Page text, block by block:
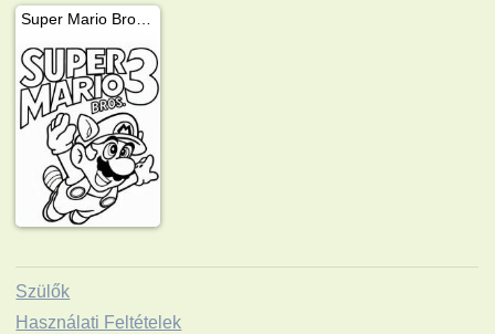
Szülők
Használati Feltételek